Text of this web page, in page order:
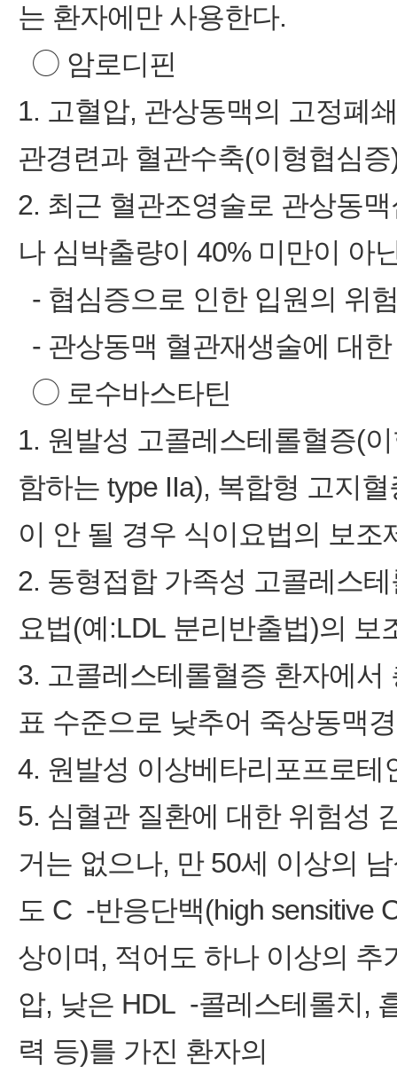
는 환자에만 사용한다.
◯ 암로디핀
1. 고혈압, 관상동맥의 고정폐
관경련과 혈관수축(이형협심
2. 최근 혈관조영술로 관상동
나 심박출량이 40% 미만이 아
‑ 협심증으로 인한 입원의 위
‑ 관상동맥 혈관재생술에 대
◯ 로수바스타틴
1. 원발성 고콜레스테롤혈증(
함하는 type IIa), 복합형 고지
이 안 될 경우 식이요법의 보조
2. 동형접합 가족성 고콜레스
요법(예:LDL 분리반출법)의 보
3. 고콜레스테롤혈증 환자에
표 수준으로 낮추어 죽상동맥
4. 원발성 이상베타리포프로테
5. 심혈관 질환에 대한 위험성
거는 없으나, 만 50세 이상의
도 C ‑반응단백(high sensitive
상이며, 적어도 하나 이상의
압, 낮은 HDL ‑콜레스테롤치,
력 등)를 가진 환자의